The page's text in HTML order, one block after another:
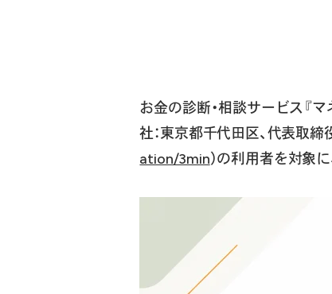
お金の診断・相談サービス『マ
社：東京都千代田区、代表取締
ation/3min）の利用者を対象